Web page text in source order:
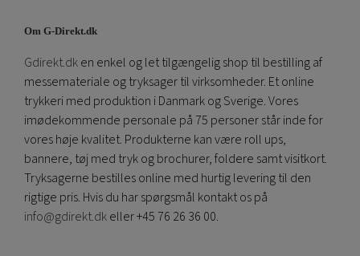
Om G-Direkt.dk
Gdirekt.dken enkel og let tilgængelig shop til bestilling af
messemateriale og tryksager til virksomheder. Et online
trykkeri med produktion i Danmark og Sverige. Vores
imødekommende personale på 75 personer står inde for
vores høje kvalitet. Produkterne kan være roll ups,
bannere, tøj med tryk og brochurer, foldere samt visitkort.
Tryksagerne bestilles online med hurtig levering til den
rigtige pris. Hvis du har spørgsmål kontakt os på
info@gdirekt.dkeller +45 76 26 36 00.